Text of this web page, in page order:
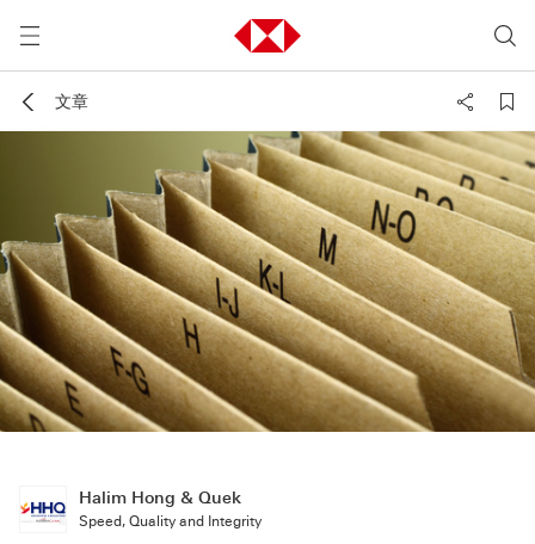
文章
Halim Hong & Quek
Speed, Quality and Integrity